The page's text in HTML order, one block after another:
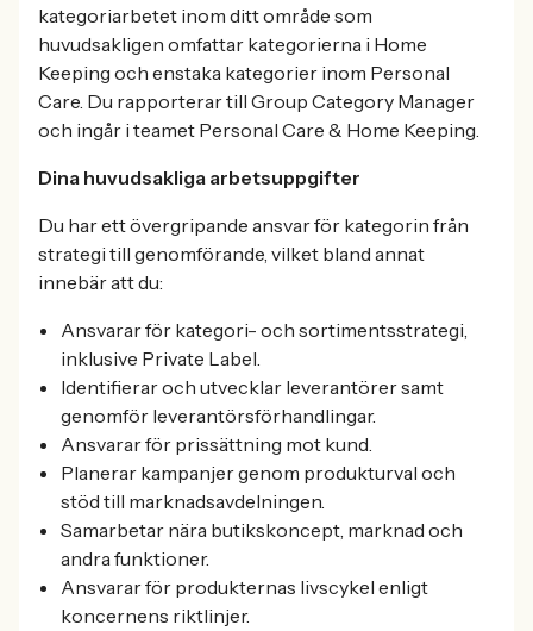
kategoriarbetet inom ditt område som
huvudsakligen omfattar kategorierna i Home
Keeping och enstaka kategorier inom Personal
Care. Du rapporterar till Group Category Manager
och ingår i teamet Personal Care & Home Keeping.
Dina huvudsakliga arbetsuppgifter
Du har ett övergripande ansvar för kategorin från
strategi till genomförande, vilket bland annat
innebär att du:
Ansvarar för kategori- och sortimentsstrategi,
inklusive Private Label.
Identifierar och utvecklar leverantörer samt
genomför leverantörsförhandlingar.
Ansvarar för prissättning mot kund.
Planerar kampanjer genom produkturval och
stöd till marknadsavdelningen.
Samarbetar nära butikskoncept, marknad och
andra funktioner.
Ansvarar för produkternas livscykel enligt
koncernens riktlinjer.